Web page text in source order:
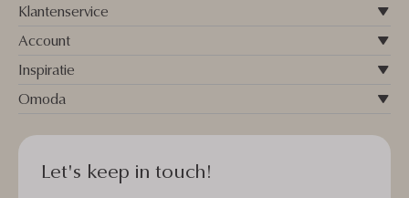
Klantenservice
Account
Inspiratie
Omoda
Let's keep in touch!